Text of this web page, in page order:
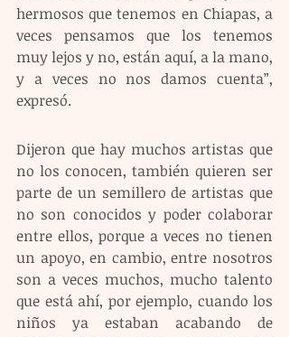
hermosos que tenemos en Chiapas, a
veces pensamos que los tenemos
muy lejos y no, están aquí, a la mano,
y a veces no nos damos cuenta”,
expresó.
Dijeron que hay muchos artistas que
no los conocen, también quieren ser
parte de un semillero de artistas que
no son conocidos y poder colaborar
entre ellos, porque a veces no tienen
un apoyo, en cambio, entre nosotros
son a veces muchos, mucho talento
que está ahí, por ejemplo, cuando los
niños ya estaban acabando de